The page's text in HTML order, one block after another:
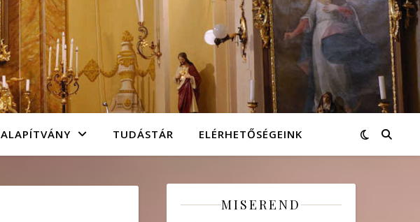
ALAPÍTVÁNY TUDÁSTÁR ELÉRHETŐSÉGEINK
MISEREND